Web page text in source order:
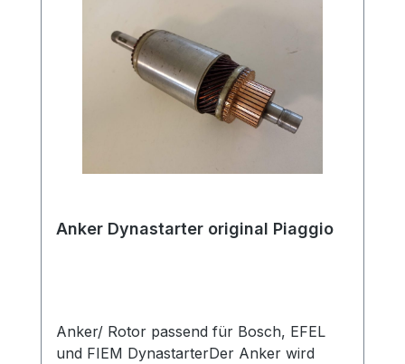
Anker Dynastarter original Piaggio
Anker/ Rotor passend für Bosch, EFEL
und FIEM DynastarterDer Anker wird